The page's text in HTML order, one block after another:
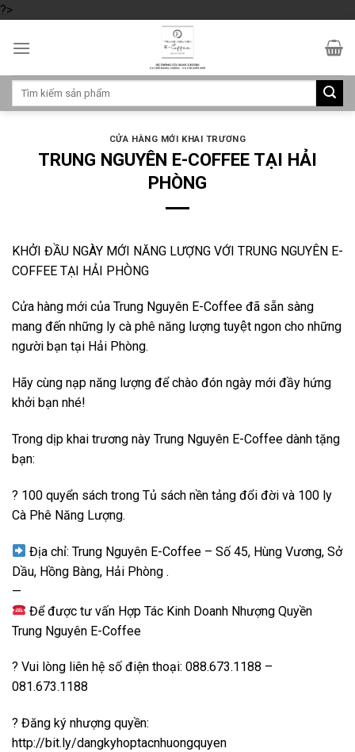
?>
Tìm
CỬA HÀNG MỚI KHAI TRƯƠNG
TRUNG NGUYÊN E-COFFEE TẠI HẢI
PHÒNG
KHỞI ĐẦU NGÀY MỚI NĂNG LƯỢNG VỚI TRUNG NGUYÊN E-
COFFEE TẠI HẢI PHÒNG
Cửa hàng mới của Trung Nguyên E-Coffee đã sẵn sàng
mang đến những ly cà phê năng lượng tuyệt ngon cho những
người bạn tại Hải Phòng.​
Hãy cùng nạp năng lượng để chào đón ngày mới đầy hứng
khởi bạn nhé!​
Trong dịp khai trương này Trung Nguyên E-Coffee dành tặng
bạn: ​
? 100 quyển sách trong Tủ sách nền tảng đổi đời và 100 ly
Cà Phê Năng Lượng. ​
Địa chỉ: Trung Nguyên E-Coffee – Số 45, Hùng Vương, Sở
Dầu, Hồng Bàng, Hải Phòng .​
— ​
Để được tư vấn Hợp Tác Kinh Doanh Nhượng Quyền
Trung Nguyên E-Coffee ​
? Vui lòng liên hệ số điện thoại: 088.673.1188 –
081.673.1188 ​
? Đăng ký nhượng quyền:
http://bit.ly/dangkyhoptacnhuongquyen ​